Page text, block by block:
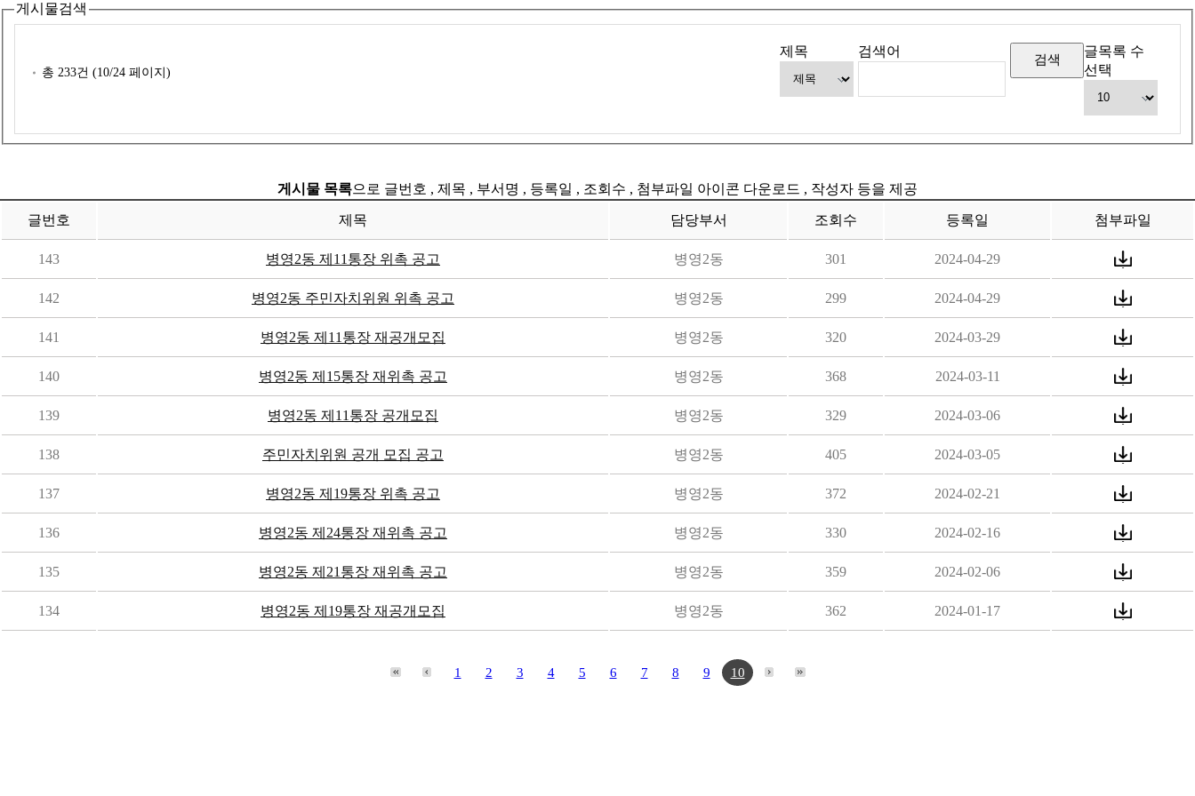
게시물검색
총 233건 (10/24 페이지)
제목 검색어
글목록 수
선택
게시물 목록으로 글번호 , 제목 , 부서명 , 등록일 , 조회수 , 첨부파일 아이콘 다운로드 , 작성자 등을 제공
글번호 제목 담당부서 조회수 등록일 첨부파일
143 병영2동 제11통장 위촉 공고 병영2동 301 2024-04-29
142 병영2동 주민자치위원 위촉 공고 병영2동 299 2024-04-29
141 병영2동 제11통장 재공개모집 병영2동 320 2024-03-29
140 병영2동 제15통장 재위촉 공고 병영2동 368 2024-03-11
139 병영2동 제11통장 공개모집 병영2동 329 2024-03-06
138 주민자치위원 공개 모집 공고 병영2동 405 2024-03-05
137 병영2동 제19통장 위촉 공고 병영2동 372 2024-02-21
136 병영2동 제24통장 재위촉 공고 병영2동 330 2024-02-16
135 병영2동 제21통장 재위촉 공고 병영2동 359 2024-02-06
134 병영2동 제19통장 재공개모집 병영2동 362 2024-01-17
1 2 3 4 5 6 7 8 9 10